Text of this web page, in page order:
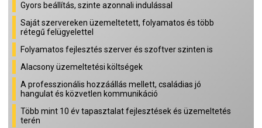
Gyors beállítás, szinte azonnali indulással
Saját szervereken üzemeltetett, folyamatos és több
rétegű felügyelettel
Folyamatos fejlesztés szerver és szoftver szinten is
Alacsony üzemeltetési költségek
A professzionális hozzáállás mellett, családias jó
hangulat és közvetlen kommunikáció
Több mint 10 év tapasztalat fejlesztések és üzemeltetés
terén